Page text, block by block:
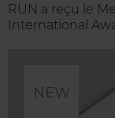
RUN a reçu le
International
NEW